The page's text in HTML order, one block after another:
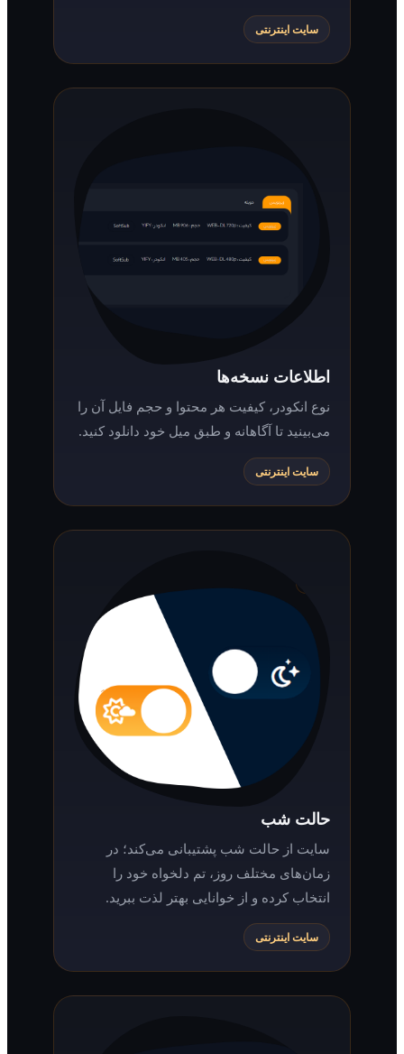
سایت اینترنتی
اطلاعات نسخه‌ها
نوع انکودر، کیفیت هر محتوا و حجم فایل آن را
می‌بینید تا آگاهانه و طبق میل خود دانلود کنید.
سایت اینترنتی
حالت شب
سایت از حالت شب پشتیبانی می‌کند؛ در
زمان‌های مختلف روز، تم دلخواه خود را
انتخاب کرده و از خوانایی بهتر لذت ببرید.
سایت اینترنتی